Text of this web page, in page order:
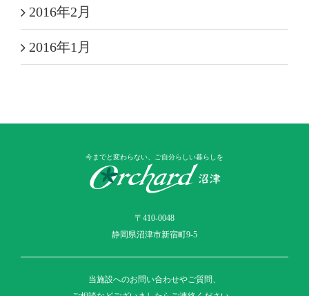
2016年2月
2016年1月
今までと変わらない、ご自分らしい暮らしを
〒410-0048
静岡県沼津市新宿町9-5
当施設へのお問い合わせやご質問、